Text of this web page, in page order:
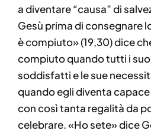
a diventare “causa” di
Gesù prima di consegnare
è compiuto» (19,30) dice
compiuto quando tutti i
soddisfatti e le sue
quando egli diventa
con così tanta regalità da
celebrare. «Ho sete» dice